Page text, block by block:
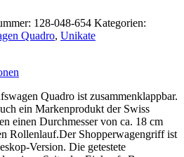
128-048-654 Kategorien:
Quadro, Unikate
Quadro ist zusammenklappbar.
ein Markenprodukt der Swiss
einen Durchmesser von ca. 18 cm
Rollenlauf.Der Shopperwagengriff ist
Version. Die getestete